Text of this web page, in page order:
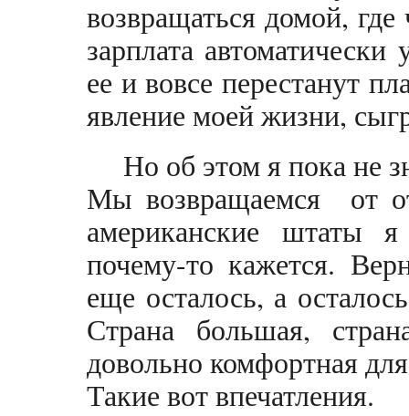
возвращаться домой,
зарплата
ее и вовсе перестанут
явление моей жизни,
Но об этом я пока не
Мы возвращаемся от
американские штаты
почему-то кажется.
еще осталось, а
Страна большая,
довольно комфортная
Такие вот впечатления.